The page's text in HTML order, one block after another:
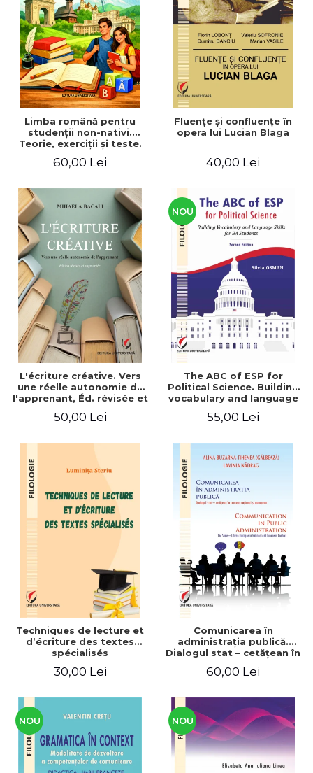
ADMINISTRATIVE
ȘTIINȚE ECONOMICE
ȘTIINȚE EXACTE
EDUCAȚIE FIZICĂ ȘI SPORT
PREUNIVERSITARIA
TIMP LIBER
ÎN CURS DE APARIȚIE
NOUTĂȚI
PACHETE DE STUDIU
ULTIMELE EXEMPLARE
Cum Cumpăr
Livrare
Politica de Retur
Formular de Retur
Distribuitori
Limba română pentru
studenţii non-nativi.
Teorie, exerciţii şi teste.
60,00 Lei
Fluenţe şi confluenţe în
opera lui Lucian Blaga
40,00 Lei
L'écriture créative. Vers
une réelle autonomie de
l'apprenant, Éd. révisée et
50,00 Lei
NOU
The ABC of ESP for
Political Science. Building
vocabulary and language
55,00 Lei
Techniques de lecture et
d’écriture des textes
spécialisés
30,00 Lei
Comunicarea în
administraţia publică.
Dialogul stat – cetăţean în
european / Communication
The state-citizen dialogue
in national and European
context
60,00 Lei
NOU NOU